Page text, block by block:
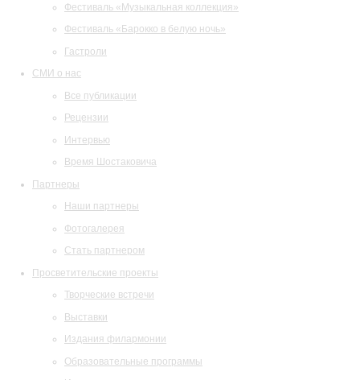
Фестиваль «Музыкальная коллекция»
Фестиваль «Барокко в белую ночь»
Гастроли
СМИ о нас
Все публикации
Рецензии
Интервью
Время Шостаковича
Партнеры
Наши партнеры
Фотогалерея
Стать партнером
Просветительские проекты
Творческие встречи
Выставки
Издания филармонии
Образовательные программы